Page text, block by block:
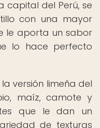
capital del Perú, se
con una mayor
le aporta un sabor
lo hace perfecto
versión limeña del
maíz, camote y
que le dan un
de texturas